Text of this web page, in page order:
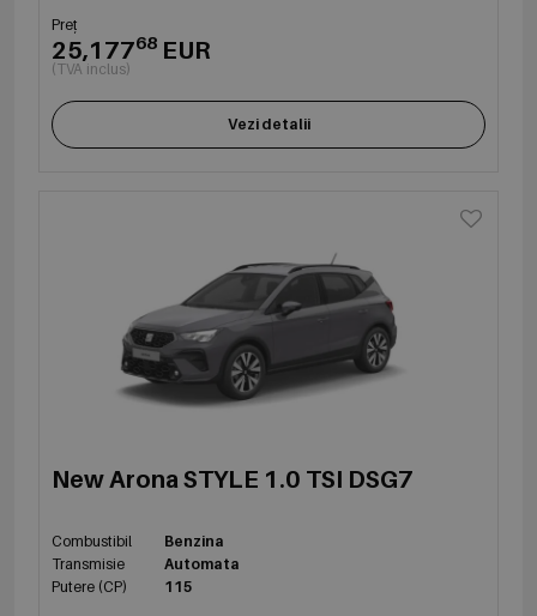
Preț
25,17768 EUR
(TVA inclus)
Vezi detalii
New Arona STYLE 1.0 TSI DSG7
Combustibil
Benzina
Transmisie
Automata
Putere (CP)
115